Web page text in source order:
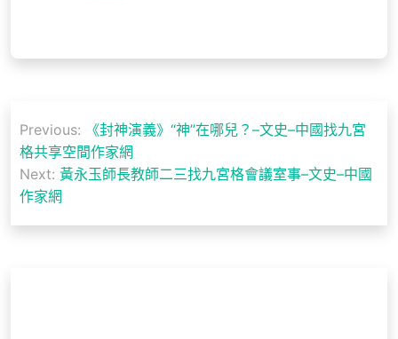
章
導
覽
Previous:
《封神演義》“神”在哪兒？–文史–中國找九宮
格共享空間作家網
Next: 黃永玉師長教師二三找九宮格會議室事–文史–中國
作家網